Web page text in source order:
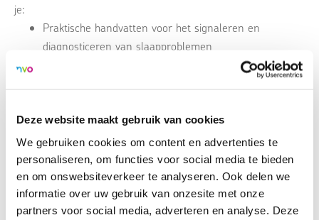
Deze website maakt gebruik van cookies
We gebruiken cookies om content en advertenties te
personaliseren, om functies voor social media te bieden
en om onswebsiteverkeer te analyseren. Ook delen we
informatie over uw gebruik van onzesite met onze
partners voor social media, adverteren en analyse. Deze
je:
Praktische handvatten voor het signaleren en
diagnosticeren van slaapproblemen
Welke prikkels dragen bij aan slaapproblematiek
Welke medicamenteuze en niet medicamenteuze
Het creëren van een slaapvriendelijke omgeving
Schrijf je inen bereid je voor om de slaapkwaliteit van jouw
cliënten aanzienlijk te verbeteren.